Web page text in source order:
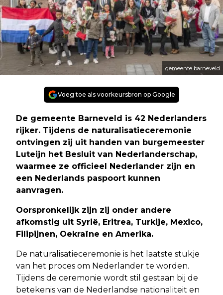
gemeente barneveld
Voeg toe als voorkeursbron op Google
De gemeente Barneveld is 42 Nederlanders
rijker. Tijdens de naturalisatieceremonie
ontvingen zij uit handen van burgemeester
Luteijn het Besluit van Nederlanderschap,
waarmee ze officieel Nederlander zijn en
een Nederlands paspoort kunnen
aanvragen.
Oorspronkelijk zijn zij onder andere
afkomstig uit Syrië, Eritrea, Turkije, Mexico,
Filipijnen, Oekraïne en Amerika.
De naturalisatieceremonie is het laatste stukje
van het proces om Nederlander te worden.
Tijdens de ceremonie wordt stil gestaan bij de
betekenis van de Nederlandse nationaliteit en